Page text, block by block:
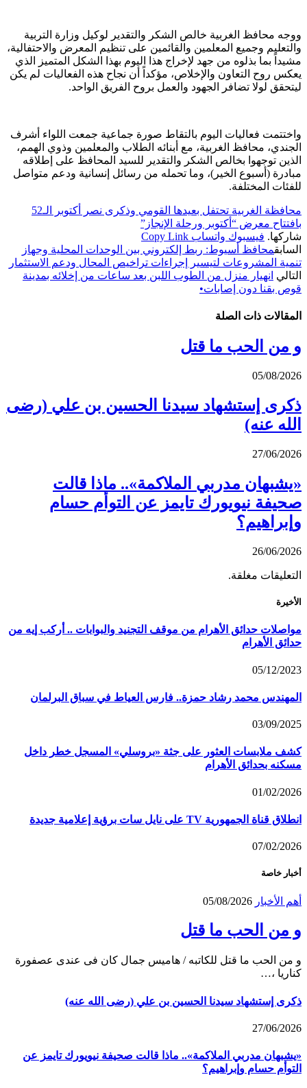
ووجه محافظ الغربية خالص الشكر والتقدير لوكيل وزارة التربية
والتعليم وجميع المعلمين والقائمين على تنظيم المعرض والاحتفالية،
مشيداً بما بذلوه من جهد لإخراج هذا اليوم بهذا الشكل المتميز الذي
يعكس روح التعاون والإخلاص، مؤكداً أن نجاح هذه الفعاليات لم يكن
ليتحقق لولا تضافر الجهود والعمل بروح الفريق الواحد.
واختتمت فعاليات اليوم بالتقاط صورة جماعية جمعت اللواء أشرف
الجندي، محافظ الغربية، مع أبنائه الطلاب والمعلمين وذوي الهمم،
الذين توجهوا بخالص الشكر والتقدير للسيد المحافظ على إطلاقه
مبادرة (أسبوع الخير)، وما تحمله من رسائل إنسانية ودعم متواصل
للفئات المختلفة.
محافظة الغربية تحتفل بعيدها القومي وذكرى نصر أكتوبر الـ52
بافتتاح معرض “أكتوبر ورحلة الإنجاز”
شاركها. فيسبوك واتساب Copy Link
السابقمحافظ أسيوط: ربط إلكتروني بين الوحدات المحلية وجهاز
تنمية المشروعات لتيسير إجراءات تراخيص المحال ودعم الاستثمار
التالي انهيار منزل من الطوب اللبن بعد ساعات من إخلائه بمدينة
قوص بقنا دون إصابات•
المقالات ذات الصلة
و من الحب ما قتل
05/08/2026
ذكرى إستشهاد سيدنا الحسين بن علي (رضى
الله عنه)
27/06/2026
«يشبهان مدربي الملاكمة».. ماذا قالت
صحيفة نيويورك تايمز عن التوأم حسام
وإبراهيم؟
26/06/2026
التعليقات مغلقة.
الأخيرة
مواصلات حدائق الأهرام من موقف التجنيد والبوابات .. أركب إيه من
حدائق الأهرام
05/12/2023
المهندس محمد رشاد حمزة.. فارس العياط في سباق البرلمان
03/09/2025
كشف ملابسات العثور على جثة «بروسلي» المسجل خطر داخل
مسكنه بحدائق الأهرام
01/02/2026
انطلاق قناة الجمهورية TV على نايل سات برؤية إعلامية جديدة
07/02/2026
أخبار خاصة
أهم الأخبار 05/08/2026
و من الحب ما قتل
و من الحب ما قتل للكاتبه / هاميس جمال كان فى عندى عصفورة
كناريا ،…
ذكرى إستشهاد سيدنا الحسين بن علي (رضى الله عنه)
27/06/2026
«يشبهان مدربي الملاكمة».. ماذا قالت صحيفة نيويورك تايمز عن
التوأم حسام وإبراهيم؟